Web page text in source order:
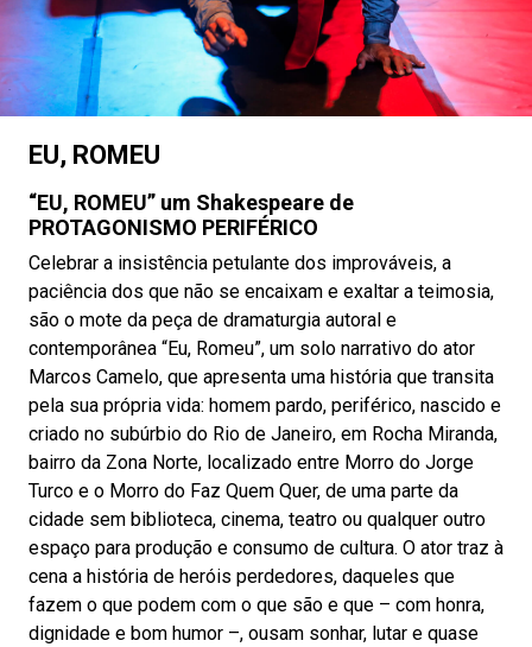
EU, ROMEU
“EU, ROMEU” um Shakespeare de
PROTAGONISMO PERIFÉRICO
Celebrar a insistência petulante dos improváveis, a
paciência dos que não se encaixam e exaltar a teimosia,
são o mote da peça de dramaturgia autoral e
contemporânea “Eu, Romeu”, um solo narrativo do ator
Marcos Camelo, que apresenta uma história que transita
pela sua própria vida: homem pardo, periférico, nascido e
criado no subúrbio do Rio de Janeiro, em Rocha Miranda,
bairro da Zona Norte, localizado entre Morro do Jorge
Turco e o Morro do Faz Quem Quer, de uma parte da
cidade sem biblioteca, cinema, teatro ou qualquer outro
espaço para produção e consumo de cultura. O ator traz à
cena a história de heróis perdedores, daqueles que
fazem o que podem com o que são e que – com honra,
dignidade e bom humor –, ousam sonhar, lutar e quase